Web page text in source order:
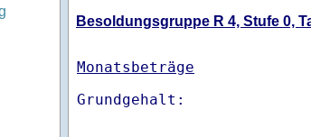
Besoldungsgruppe R 4, Stufe 0,
Monatsbeträge